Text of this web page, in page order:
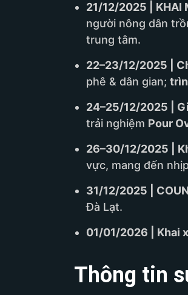
21/12/2025 | KHAI
người nông dân
trung tâm.
22–23/12/2025 |
phê & dân gian;
24–25/12/2025 |
trải nghiệm Pour
26–30/12/2025 |
vực, mang đến
31/12/2025 |
Đà Lạt.
01/01/2026 | Khai
Thông tin